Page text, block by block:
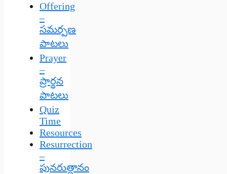
Offering
–
సమర్పణ
పాటలు
Prayer
–
ప్రార్థన
పాటలు
Quiz
Time
Resources
Resurrection
–
పునరుత్దానం